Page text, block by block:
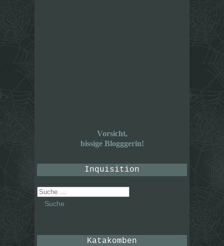
Vorsicht,
bissige Blogggerin!
Inquisition
Suche
nach:
Katakomben